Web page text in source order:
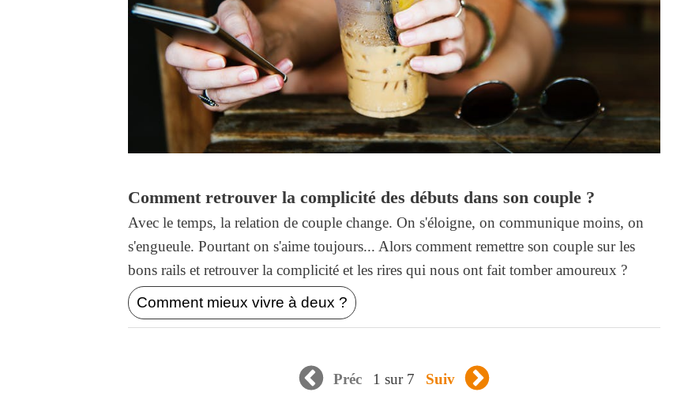
Comment retrouver la complicité des débuts dans son couple ?
Avec le temps, la relation de couple change. On s'éloigne, on communique moins, on
s'engueule. Pourtant on s'aime toujours... Alors comment remettre son couple sur les
bons rails et retrouver la complicité et les rires qui nous ont fait tomber amoureux ?
Comment mieux vivre à deux ?
Préc 1 sur 7 Suiv